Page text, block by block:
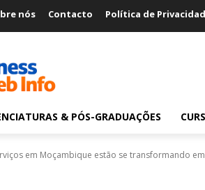
nós Contacto Política de
& PÓS-GRADUAÇÕES
em Moçambique estão se transformando